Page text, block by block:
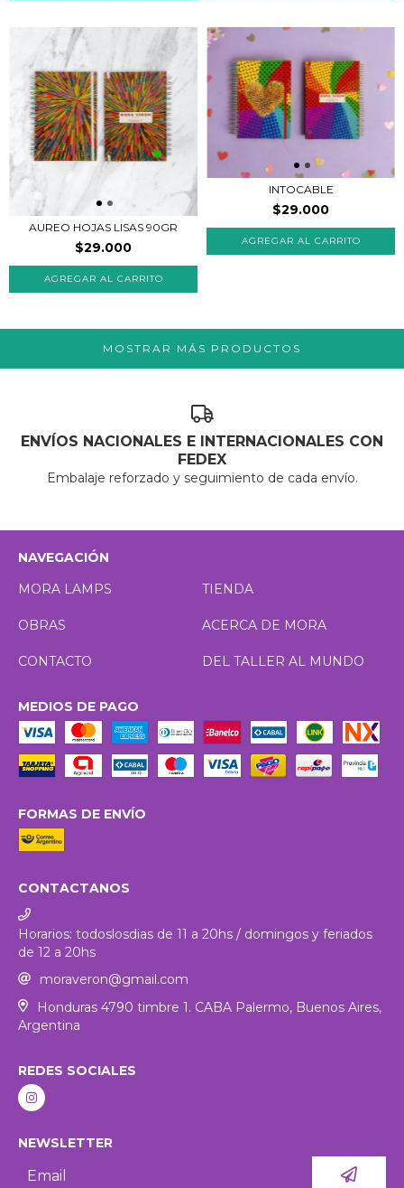
AUREO HOJAS LISAS 90GR
$29.000
INTOCABLE
$29.000
AGREGAR AL CARRITO
MOSTRAR MÁS PRODUCTOS
ENVÍOS NACIONALES E INTERNACIONALES CON
FEDEX
Embalaje reforzado y seguimiento de cada envío.
NAVEGACIÓN
MORA LAMPS
TIENDA
OBRAS ACERCA DE MORA
CONTACTO DEL TALLER AL MUNDO
MEDIOS DE PAGO
FORMAS DE ENVÍO
CONTACTANOS
Horarios: todoslosdias de 11 a 20hs / domingos y feriados
de 12 a 20hs
moraveron@gmail.com
Honduras 4790 timbre 1. CABA Palermo, Buenos Aires,
Argentina
REDES SOCIALES
NEWSLETTER